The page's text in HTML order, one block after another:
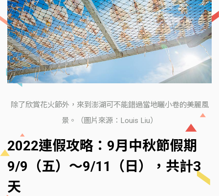
除了欣賞花火節外，來到澎湖可不能錯過當地曬小卷的美麗風
景。（圖片來源：Louis Liu）
2022連假攻略：9月中秋節假期
9/9（五）～9/11（日），共計3
天